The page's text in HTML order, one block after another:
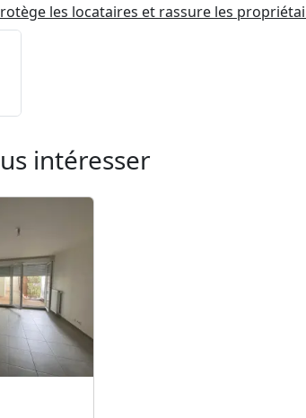
les locataires et rassure les
intéresser